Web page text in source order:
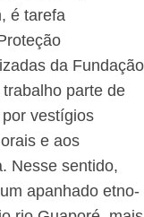
é tarefa
da Fundação
parte de
vestígios
e aos
Nesse sentido,
apanhado etno-